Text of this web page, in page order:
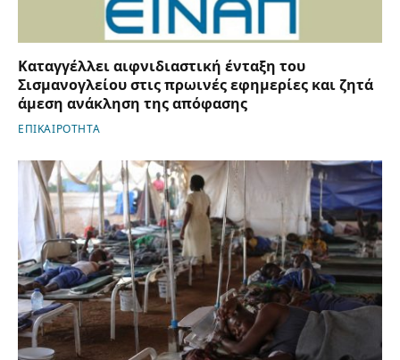
Καταγγέλλει αιφνιδιαστική ένταξη του
Σισμανογλείου στις πρωινές εφημερίες και ζητά
άμεση ανάκληση της απόφασης
ΕΠΙΚΑΙΡΟΤΗΤΑ